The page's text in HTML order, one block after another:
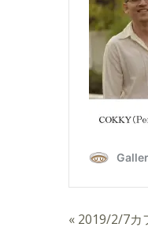
« 2019/2/7カ